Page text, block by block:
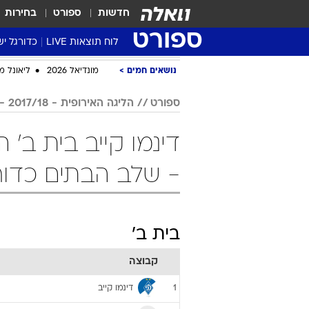
חדשות ספורט בחירות
ספורט לוח תוצאות LIVE כדורגל
ליגת העל Winner
גביע
שגרירים
נבחרות
ליגה
נושאים חמים מונדיאל 2026 ליאונל
ספורט הליגה האירופית - 2017/18 - שלב הבתים
- שלב הבתים
בית ב'
קבוצה
1 דינמו קייב